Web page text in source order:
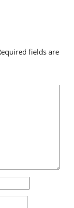
fields are